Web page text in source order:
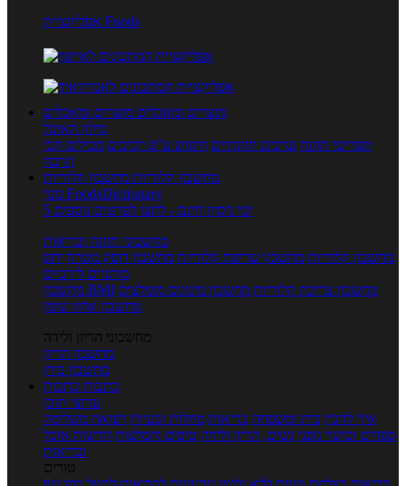
אפליקציית Foods
מוצרים ומאכלים מוצרים ומאכלים
מילון האוכל
תפריטי תזונה ערכים תזונתיים חיפוש ע"פ רכיבים מכילים הכי
הרבה
מחשבון קלוריות מחשבון קלוריות
מנוי FoodsDictionary
5 ימי ניסיון חינם - לחצו לפרטים נוספים
מחשבוני תזונה ובריאות
מחשבון קלוריות מחשבון שריפת קלוריות מחשבון דופק מטרה יחס
מותניים לירכיים
מחשבון BMI
מחשבון צריכת קלוריות מחשבון מינונים מומלצים
מחשבון אחוז שומן
מחשבוני הריון ולידה
מחשבון הריון
מחשבון ביוץ
כתבות כתבות
ערוצי תוכן
איך להכין בית ומשפחה בריאות מחלות ובעיות רפואה משלימה
ספורט וכושר גופני נשים, הריון ולידה טיפים והמלצות חדשות אוכל
ובריאות
טורים